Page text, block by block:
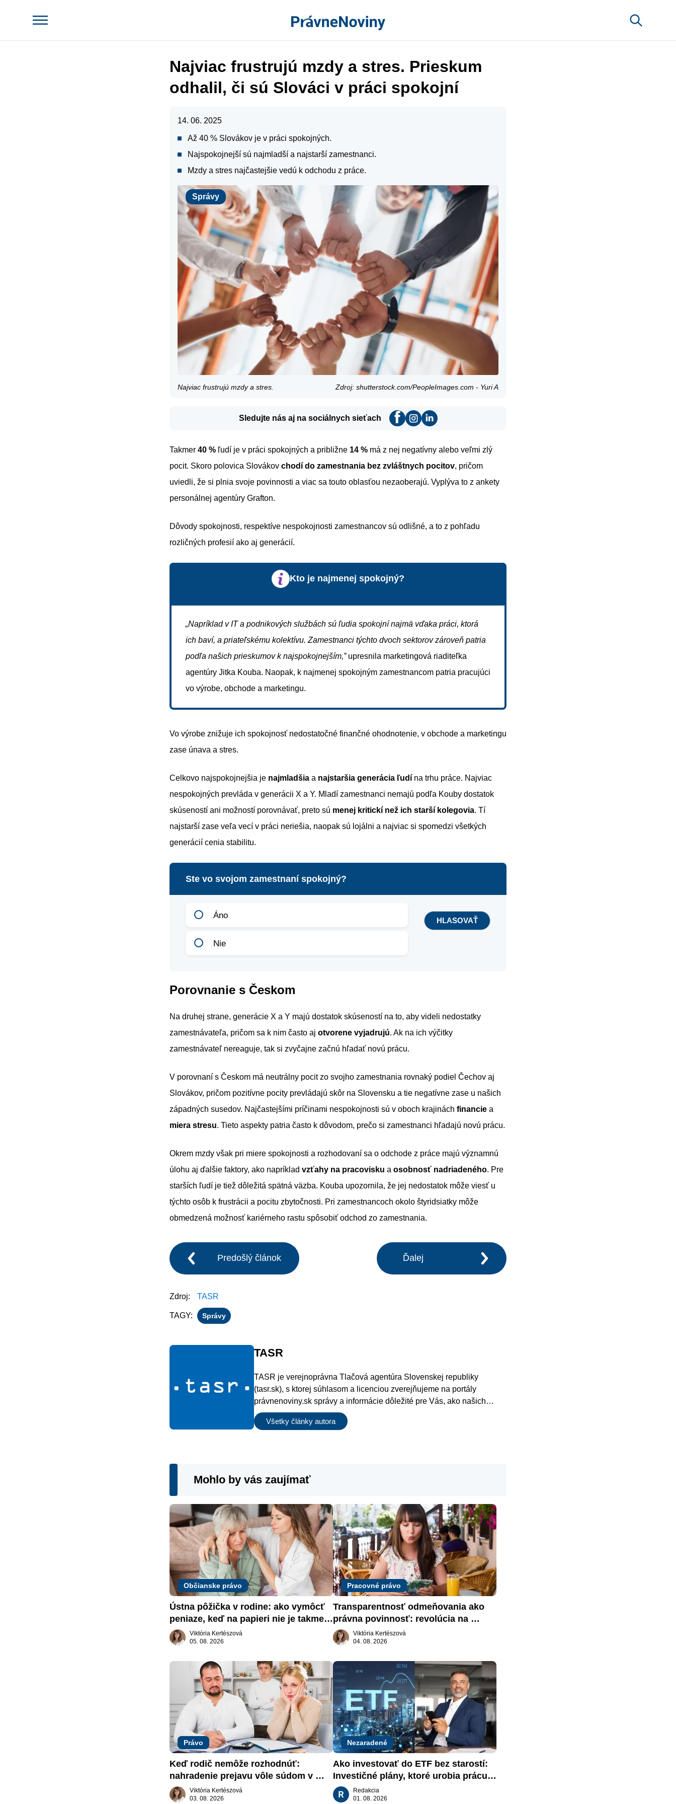
Najviac frustrujú mzdy a stres. Prieskum
odhalil, či sú Slováci v práci spokojní
14. 06. 2025
Až 40 % Slovákov je v práci spokojných.
Najspokojnejší sú najmladší a najstarší zamestnanci.
Mzdy a stres najčastejšie vedú k odchodu z práce.
Správy
Správy
Najviac frustrujú mzdy a stres. Zdroj: shutterstock.com/PeopleImages.com - Yuri A
Sledujte nás aj na sociálnych sieťach
Takmer 40 % ľudí je v práci spokojných a približne 14 % má z nej negatívny alebo veľmi zlý
pocit. Skoro polovica Slovákov chodí do zamestnania bez zvláštnych pocitov, pričom
uviedli, že si plnia svoje povinnosti a viac sa touto oblasťou nezaoberajú. Vyplýva to z ankety
personálnej agentúry Grafton.
Dôvody spokojnosti, respektíve nespokojnosti zamestnancov sú odlišné, a to z pohľadu
rozličných profesií ako aj generácií.
Kto je najmenej spokojný?
„Napríklad v IT a podnikových službách sú ľudia spokojní najmä vďaka práci, ktorá
ich baví, a priateľskému kolektívu. Zamestnanci týchto dvoch sektorov zároveň patria
podľa našich prieskumov k najspokojnejším,”upresnila marketingová riaditeľka
agentúry Jitka Kouba. Naopak, k najmenej spokojným zamestnancom patria pracujúci
vo výrobe, obchode a marketingu.
Vo výrobe znižuje ich spokojnosť nedostatočné finančné ohodnotenie, v obchode a marketingu
zase únava a stres.
Celkovo najspokojnejšia je najmladšia a najstaršia generácia ľudí na trhu práce. Najviac
nespokojných prevláda v generácii X a Y. Mladí zamestnanci nemajú podľa Kouby dostatok
skúseností ani možností porovnávať, preto sú menej kritickí než ich starší kolegovia. Tí
najstarší zase veľa vecí v práci neriešia, naopak sú lojálni a najviac si spomedzi všetkých
generácií cenia stabilitu.
Ste vo svojom zamestnaní spokojný?
Áno
Nie
Porovnanie s Českom
Na druhej strane, generácie X a Y majú dostatok skúseností na to, aby videli nedostatky
zamestnávateľa, pričom sa k nim často aj otvorene vyjadrujú. Ak na ich výčitky
zamestnávateľ nereaguje, tak si zvyčajne začnú hľadať novú prácu.
V porovnaní s Českom má neutrálny pocit zo svojho zamestnania rovnaký podiel Čechov aj
Slovákov, pričom pozitívne pocity prevládajú skôr na Slovensku a tie negatívne zase u našich
západných susedov. Najčastejšími príčinami nespokojnosti sú v oboch krajinách financie a
miera stresu. Tieto aspekty patria často k dôvodom, prečo si zamestnanci hľadajú novú prácu.
Okrem mzdy však pri miere spokojnosti a rozhodovaní sa o odchode z práce majú významnú
úlohu aj ďalšie faktory, ako napríklad vzťahy na pracovisku a osobnosť nadriadeného. Pre
starších ľudí je tiež dôležitá spätná väzba. Kouba upozornila, že jej nedostatok môže viesť u
týchto osôb k frustrácii a pocitu zbytočnosti. Pri zamestnancoch okolo štyridsiatky môže
obmedzená možnosť kariérneho rastu spôsobiť odchod zo zamestnania.
Predošlý článok Ďalej
Zdroj: TASR
TAGY: Správy
TASR
TASR je verejnoprávna Tlačová agentúra Slovenskej republiky
(tasr.sk), s ktorej súhlasom a licenciou zverejňujeme na portály
právnenoviny.sk správy a informácie dôležité pre Vás, ako našich
verných čitateľov.
Všetky články autora
Mohlo by vás zaujímať
Občianske právo
Ústna pôžička v rodine: ako vymôcť
peniaze, keď na papieri nie je takmer
nič
Viktória Kertészová
05. 08. 2026
Pracovné právo
Transparentnosť odmeňovania ako
právna povinnosť: revolúcia na
slovenskom trhu práce
Viktória Kertészová
04. 08. 2026
Právo
Keď rodič nemôže rozhodnúť:
nahradenie prejavu vôle súdom v
záujme dieťaťa
Viktória Kertészová
03. 08. 2026
Nezaradené
Ako investovať do ETF bez starostí:
Investičné plány, ktoré urobia prácu
za vásRedakcia
01. 08. 2026